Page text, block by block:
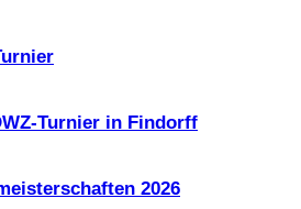
Turnier in Findorff
2026